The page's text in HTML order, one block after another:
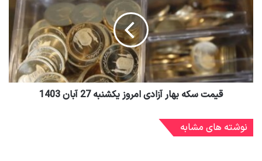
قیمت سکه بهار آزادی امروز یکشنبه 27 آبان 1403
نوشته های مشابه